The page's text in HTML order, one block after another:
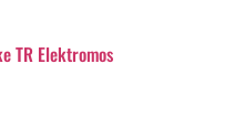
TR Elektromos